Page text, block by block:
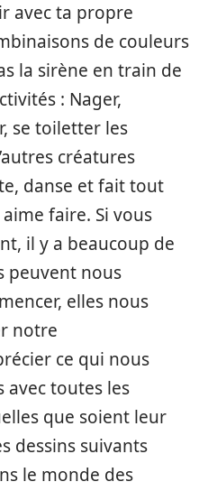
avec ta propre
de couleurs
la sirène en train de
: Nager,
se toiletter les
créatures
danse et fait tout
faire. Si vous
il y a beaucoup de
peuvent nous
elles nous
notre
ce qui nous
avec toutes les
que soient leur
dessins suivants
le monde des